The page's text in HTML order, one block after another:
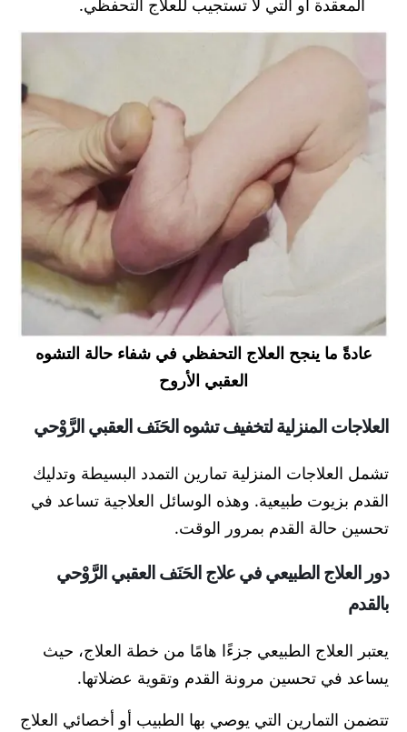
المعقدة أو التي لا تستجيب للعلاج التحفظي.
عادةً ما ينجح العلاج التحفظي في شفاء حالة التشوه
العقبي الأروح
العلاجات المنزلية لتخفيف تشوه الحَنَف العقبي الرَّوْحي
تشمل العلاجات المنزلية تمارين التمدد البسيطة وتدليك
القدم بزيوت طبيعية. وهذه الوسائل العلاجية تساعد في
تحسين حالة القدم بمرور الوقت.
دور العلاج الطبيعي في علاج الحَنَف العقبي الرَّوْحي
بالقدم
يعتبر العلاج الطبيعي جزءًا هامًا من خطة العلاج، حيث
يساعد في تحسين مرونة القدم وتقوية عضلاتها.
تتضمن التمارين التي يوصي بها الطبيب أو أخصائي العلاج